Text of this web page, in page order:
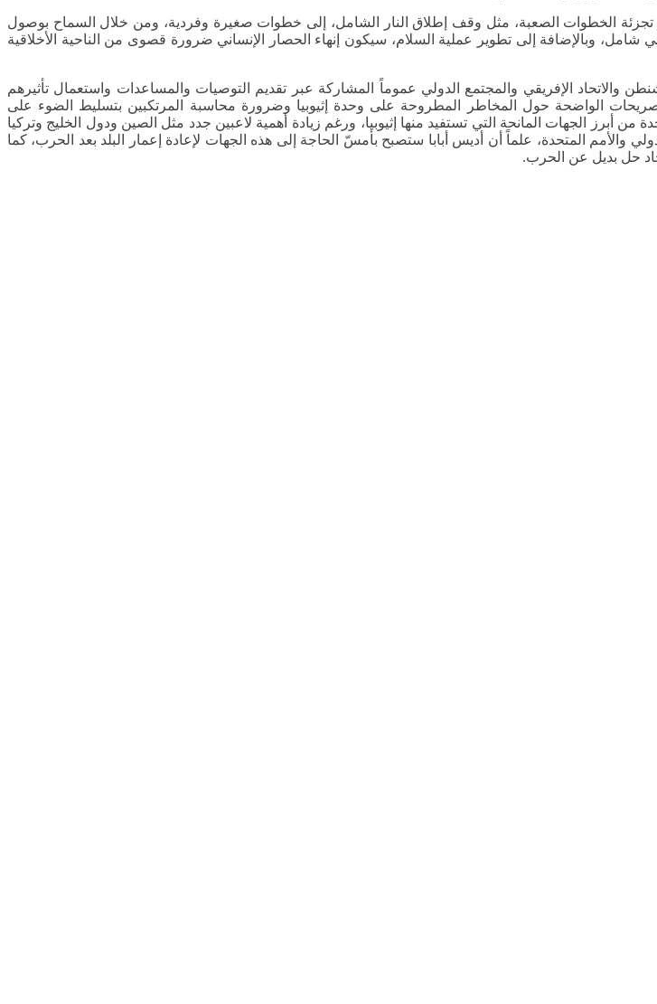
الخطوات الصعبة، مثل وقف إطلاق النار الشامل، إلى خطوات صغيرة وفردية، ومن خلال السماح بوصول
شامل، وبالإضافة إلى تطوير عملية السلام، سيكون إنهاء الحصار الإنساني ضرورة قصوى من الناحية الأخلاقية
والاتحاد الإفريقي والمجتمع الدولي عموماً المشاركة عبر تقديم التوصيات والمساعدات واستعمال تأثيرهم
الواضحة حول المخاطر المطروحة على وحدة إثيوبيا وضرورة محاسبة المرتكبين بتسليط الضوء على
من أبرز الجهات المانحة التي تستفيد منها إثيوبيا، ورغم زيادة أهمية لاعبين جدد مثل الصين ودول الخليج وتركيا
المتحدة، علماً أن أديس أبابا ستصبح بأمسّ الحاجة إلى هذه الجهات لإعادة إعمار البلد بعد الحرب، كما
حل بديل عن الحرب.